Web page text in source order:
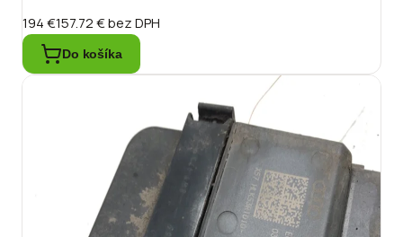
194 €157.72 €bez DPH
Do košíka